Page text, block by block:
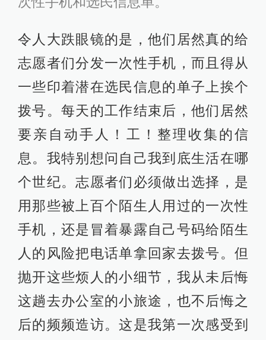
令人大跌眼镜的是，他们居然真的给
志愿者们分发一次性手机，而且得从
一些印着潜在选民信息的单子上挨个
拨号。每天的工作结束后，他们居然
要亲自动手人！工！整理收集的信
息。我特别想问自己我到底生活在哪
个世纪。志愿者们必须做出选择，是
用那些被上百个陌生人用过的一次性
手机，还是冒着暴露自己号码给陌生
人的风险把电话单拿回家去拨号。但
抛开这些烦人的小细节，我从未后悔
这趟去办公室的小旅途，也不后悔之
后的频频造访。这是我第一次感受到